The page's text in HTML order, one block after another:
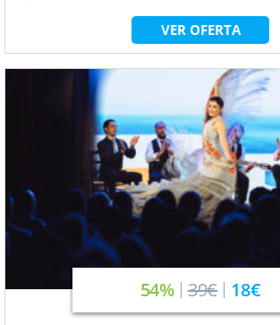
VER OFERTA
54% 39€ 18€